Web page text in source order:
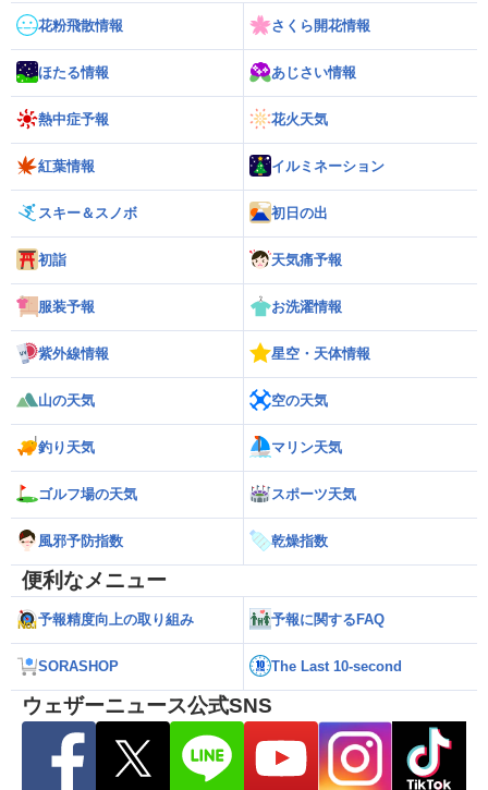
花粉飛散情報 さくら開花情報
ほたる情報 あじさい情報
熱中症予報 花火天気
紅葉情報 イルミネーション
スキー＆スノボ 初日の出
初詣 天気痛予報
服装予報 お洗濯情報
紫外線情報 星空・天体情報
山の天気 空の天気
釣り天気 マリン天気
ゴルフ場の天気 スポーツ天気
風邪予防指数 乾燥指数
便利なメニュー
予報精度向上の取り組み 予報に関するFAQ
SORASHOP The Last 10-second
ウェザーニュース公式SNS